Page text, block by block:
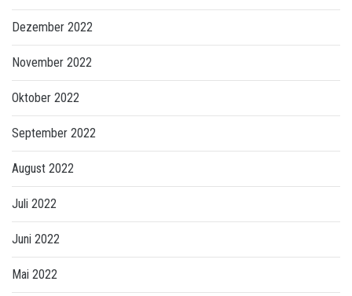
Dezember 2022
November 2022
Oktober 2022
September 2022
August 2022
Juli 2022
Juni 2022
Mai 2022